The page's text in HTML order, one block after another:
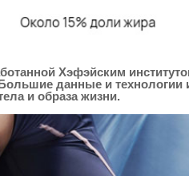
Хэфэйским
данные и технологии
и образа жизни.